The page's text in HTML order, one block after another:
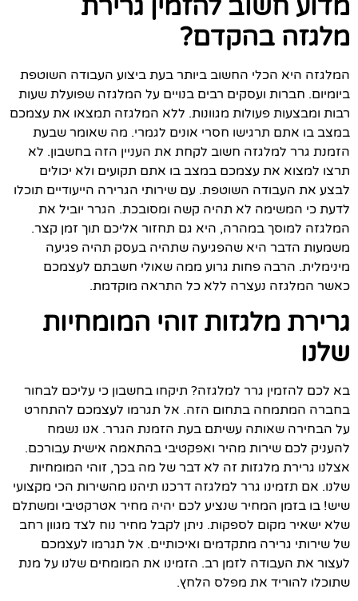
מדוע חשוב להזמין גרירת
מלגזה בהקדם?
המלגזה היא הכלי החשוב ביותר בעת ביצוע העבודה השוטפת
ביומיום. חברות ועסקים רבים בנויים על המלגזה שפועלת שעות
רבות ומבצעות פעולות מגוונות. ללא המלגזה תמצאו את עצמכם
במצב בו אתם תרגישו חסרי אונים לגמרי. מה שאומר שבעת
הזמנת גרר למלגזה חשוב לקחת את העניין הזה בחשבון. לא
תרצו למצוא את עצמכם במצב בו אתם תקועים ולא יכולים
לבצע את העבודה השוטפת. עם שירותי הגרירה הייעודיים תוכלו
לדעת כי המשימה לא תהיה קשה ומסובכת. הגרר יוביל את
המלגזה למוסך במהרה, היא גם תחזור אליכם תוך זמן קצר.
משמעות הדבר היא שהפגיעה שתהיה בעסק תהיה פגיעה
מינימלית. הרבה פחות גרוע ממה שאולי חשבתם לעצמכם
כאשר המלגזה נעצרה ללא כל התראה מוקדמת.
גרירת מלגזות זוהי המומחיות
שלנו
בא לכם להזמין גרר למלגזה? תיקחו בחשבון כי עליכם לבחור
בחברה המתמחה בתחום הזה. אל תגרמו לעצמכם להתחרט
על הבחירה שאותה עשיתם בעת הזמנת הגרר. אנו נשמח
להעניק לכם שירות מהיר ואפקטיבי בהתאמה אישית עבורכם.
אצלנו גרירת מלגזות זה לא דבר של מה בכך, זוהי המומחיות
שלנו. אם תזמינו גרר למלגזה דרכנו תיהנו מהשירות הכי מקצועי
שיש! בו בזמן המחיר שנציע לכם יהיה מחיר אטרקטיבי ומשתלם
שלא ישאיר מקום לספקות. ניתן לקבל מחיר נוח לצד מגוון רחב
של שירותי גרירה מתקדמים ואיכותיים. אל תגרמו לעצמכם
לעצור את העבודה לזמן רב. הזמינו את המומחים שלנו על מנת
שתוכלו להוריד את מפלס הלחץ.